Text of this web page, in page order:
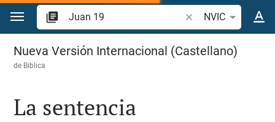
Ir a un contenido
Buscar versículo
NVIC
Juan 19
Nueva Versión Internacional (Castellano)
de Biblica
La sentencia